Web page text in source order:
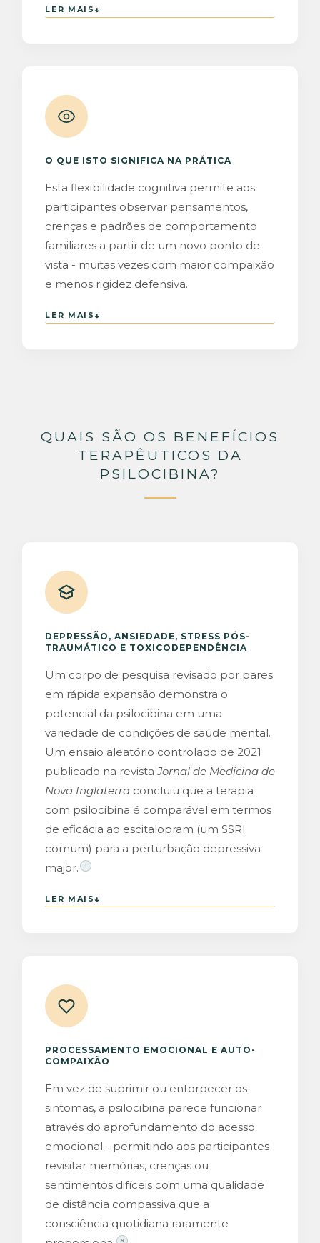
LER MAIS↓
O QUE ISTO SIGNIFICA NA PRÁTICA
Esta flexibilidade cognitiva permite aos
participantes observar pensamentos,
crenças e padrões de comportamento
familiares a partir de um novo ponto de
vista - muitas vezes com maior compaixão
e menos rigidez defensiva.
LER MAIS↓
QUAIS SÃO OS BENEFÍCIOS
TERAPÊUTICOS DA
PSILOCIBINA?
DEPRESSÃO, ANSIEDADE, STRESS PÓS-
TRAUMÁTICO E TOXICODEPENDÊNCIA
Um corpo de pesquisa revisado por pares
em rápida expansão demonstra o
potencial da psilocibina em uma
variedade de condições de saúde mental.
Um ensaio aleatório controlado de 2021
publicado na revistaJornal de Medicina de
Nova Inglaterra concluiu que a terapia
com psilocibina é comparável em termos
de eficácia ao escitalopram (um SSRI
comum) para a perturbação depressiva
major.
1
6
LER MAIS↓
PROCESSAMENTO EMOCIONAL E AUTO-
COMPAIXÃO
Em vez de suprimir ou entorpecer os
sintomas, a psilocibina parece funcionar
através do aprofundamento do acesso
emocional - permitindo aos participantes
revisitar memórias, crenças ou
sentimentos difíceis com uma qualidade
de distância compassiva que a
consciência quotidiana raramente
8